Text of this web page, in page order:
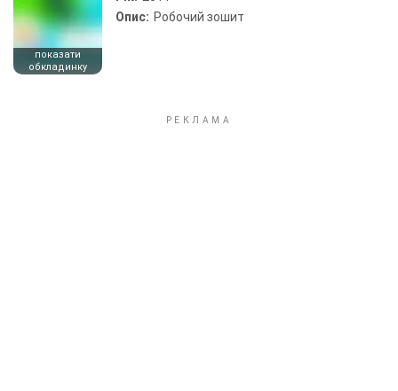
показати
обкладинку
Опис: Робочий зошит